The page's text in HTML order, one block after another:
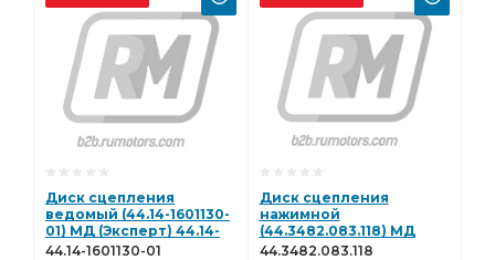
Диск сцепления
ведомый (44.14-1601130-
01) МД (Эксперт) 44.14-
1601130-01
44.14-1601130-01
Диск сцепления
нажимной
(44.3482.083.118) МД
(Эксперт)
44.3482.083.118